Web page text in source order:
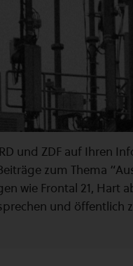
und ZDF auf Ihren
zum Thema
wie Frontal 21, Hart
und öffentlich